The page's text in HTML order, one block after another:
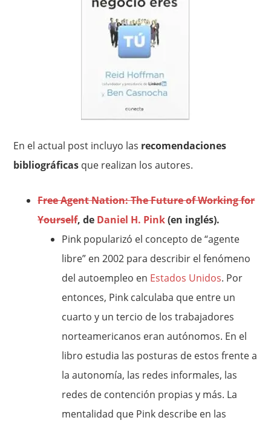
En el actual post incluyo las recomendaciones
bibliográficas que realizan los autores.
Free Agent Nation: The Future of Working for
Yourself, de Daniel H. Pink(en inglés).
Pink popularizó el concepto de “agente
libre” en 2002 para describir el fenómeno
del autoempleo en Estados Unidos. Por
entonces, Pink calculaba que entre un
cuarto y un tercio de los trabajadores
norteamericanos eran autónomos. En el
libro estudia las posturas de estos frente a
la autonomía, las redes informales, las
redes de contención propias y más. La
mentalidad que Pink describe en las